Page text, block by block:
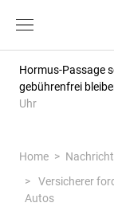
Hormus-Passage
gebührenfrei
Uhr
Home
Versicherer
Autos